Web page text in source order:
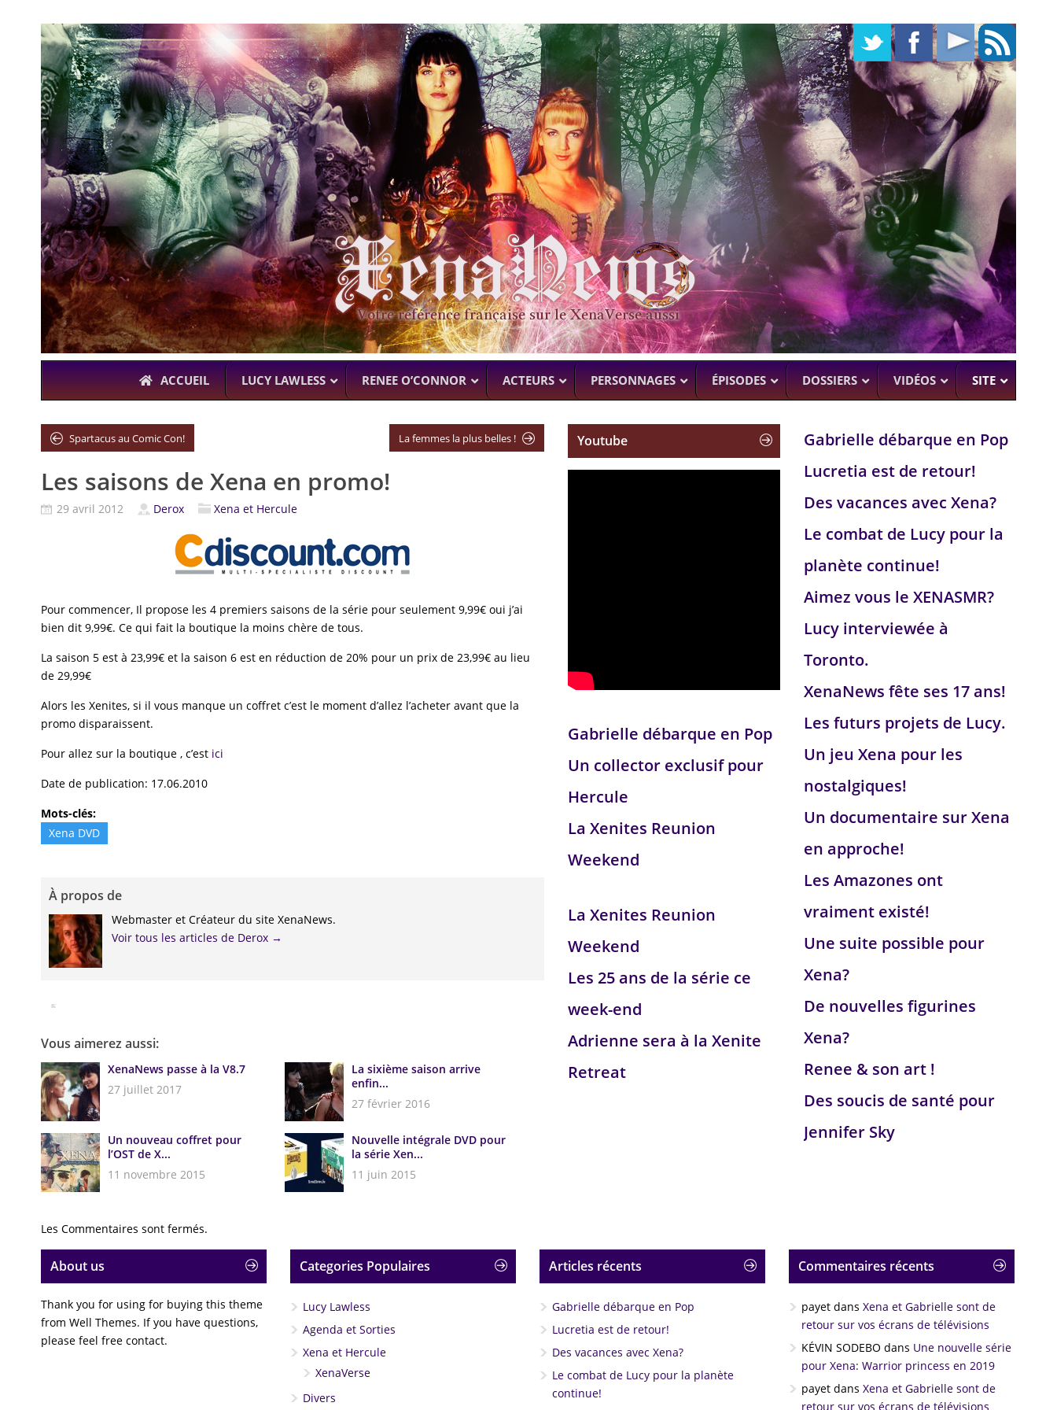
ACCUEIL LUCY LAWLESS RENEE O’CONNOR ACTEURS
À L’ANTENNE ACTUELLEMENT
PROCHAINEMENT
WENTWORTH–
PERSONNAGES ÉPISODES DOSSIERS VIDÉOS SITE
Spartacus au Comic Con! La femmes la plus belles !
Les saisons de Xena en promo!
29 avril 2012 Derox Xena et Hercule
Pour commencer, Il propose les 4 premiers saisons de la série pour seulement 9,99€ oui j’ai
bien dit 9,99€. Ce qui fait la boutique la moins chère de tous.
La saison 5 est à 23,99€ et la saison 6 est en réduction de 20% pour un prix de 23,99€ au lieu
de 29,99€
Alors les Xenites, si il vous manque un coffret c’est le moment d’allez l’acheter avant que la
promo disparaissent.
Pour allez sur la boutique , c’est ici
Date de publication: 17.06.2010
Mots-clés:
Xena DVD
À propos de
Webmaster et Créateur du site XenaNews.
Voir tous les articles de Derox →
Vous aimerez aussi:
XenaNews passe à la V8.7
27 juillet 2017
La sixième saison arrive
enfin...
27 février 2016
Un nouveau coffret pour
l’OST de X...
11 novembre 2015
Nouvelle intégrale DVD pour
la série Xen...
11 juin 2015
Les Commentaires sont fermés.
Youtube
Gabrielle débarque en Pop
Un collector exclusif pour
Hercule
La Xenites Reunion
Weekend
La Xenites Reunion
Weekend
Les 25 ans de la série ce
week-end
Adrienne sera à la Xenite
Retreat
Gabrielle débarque en Pop
Lucretia est de retour!
Des vacances avec Xena?
Le combat de Lucy pour la
planète continue!
Aimez vous le XENASMR?
Lucy interviewée à
Toronto.
XenaNews fête ses 17 ans!
Les futurs projets de Lucy.
Un jeu Xena pour les
nostalgiques!
Un documentaire sur Xena
en approche!
Les Amazones ont
vraiment existé!
Une suite possible pour
Xena?
De nouvelles figurines
Xena?
Renee & son art !
Des soucis de santé pour
Jennifer Sky
About us
Thank you for using for buying this theme
from Well Themes. If you have questions,
please feel free contact.
Categories Populaires
Lucy Lawless
Agenda et Sorties
Xena et Hercule
XenaVerse
Divers
Articles récents
Gabrielle débarque en Pop
Lucretia est de retour!
Des vacances avec Xena?
Le combat de Lucy pour la planète
continue!
Commentaires récents
payet dans Xena et Gabrielle sont de
retour sur vos écrans de télévisions
KÉVIN SODEBO dans Une nouvelle série
pour Xena: Warrior princess en 2019
payet dans Xena et Gabrielle sont de
retour sur vos écrans de télévisions